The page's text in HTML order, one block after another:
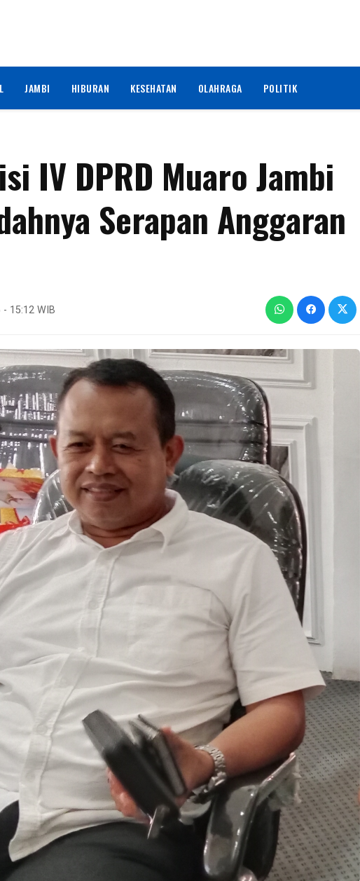
JAMBI HIBURAN KESEHATAN OLAHRAGA POLITIK
IV DPRD Muaro Jambi
Serapan Anggaran
15:12 WIB